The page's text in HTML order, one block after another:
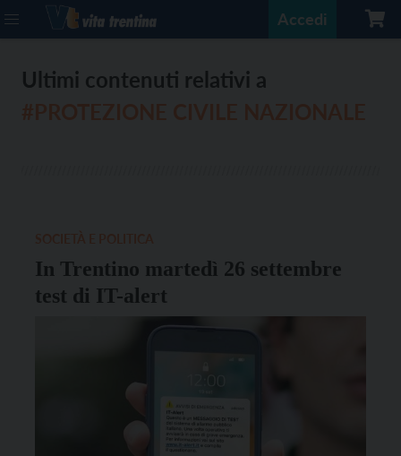
Accedi
Ultimi contenuti relativi a
In Trentino martedì 26 settembre
test di IT-alert